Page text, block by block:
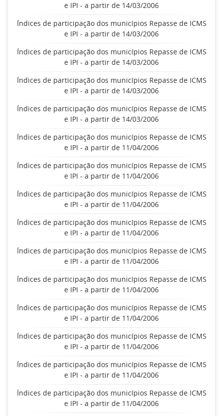
e IPI - a partir de 14/03/2006
Índices de participação dos municípios Repasse de ICMS
e IPI - a partir de 14/03/2006
Índices de participação dos municípios Repasse de ICMS
e IPI - a partir de 14/03/2006
Índices de participação dos municípios Repasse de ICMS
e IPI - a partir de 14/03/2006
Índices de participação dos municípios Repasse de ICMS
e IPI - a partir de 14/03/2006
Índices de participação dos municípios Repasse de ICMS
e IPI - a partir de 11/04/2006
Índices de participação dos municípios Repasse de ICMS
e IPI - a partir de 11/04/2006
Índices de participação dos municípios Repasse de ICMS
e IPI - a partir de 11/04/2006
Índices de participação dos municípios Repasse de ICMS
e IPI - a partir de 11/04/2006
Índices de participação dos municípios Repasse de ICMS
e IPI - a partir de 11/04/2006
Índices de participação dos municípios Repasse de ICMS
e IPI - a partir de 11/04/2006
Índices de participação dos municípios Repasse de ICMS
e IPI - a partir de 11/04/2006
Índices de participação dos municípios Repasse de ICMS
e IPI - a partir de 11/04/2006
Índices de participação dos municípios Repasse de ICMS
e IPI - a partir de 11/04/2006
Índices de participação dos municípios Repasse de ICMS
e IPI - a partir de 11/04/2006